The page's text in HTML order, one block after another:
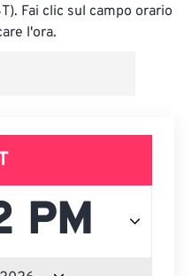
Fai clic sul campo orario
l'ora.